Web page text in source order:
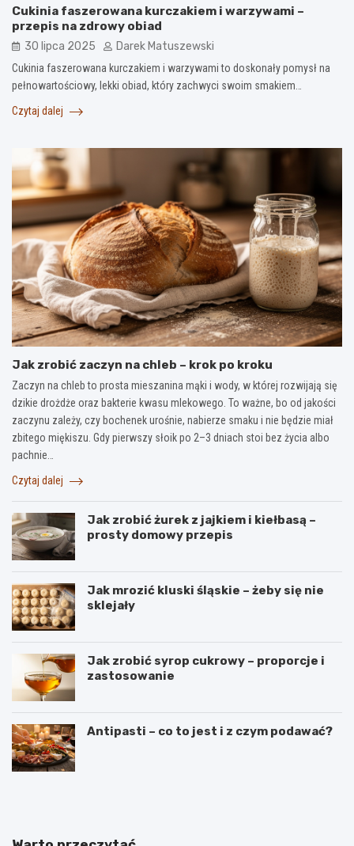
Cukinia faszerowana kurczakiem i warzywami –
przepis na zdrowy obiad
30 lipca 2025 Darek Matuszewski
Cukinia faszerowana kurczakiem i warzywami to doskonały pomysł na
pełnowartościowy, lekki obiad, który zachwyci swoim smakiem…
Czytaj dalej
Jak zrobić zaczyn na chleb – krok po kroku
Zaczyn na chleb to prosta mieszanina mąki i wody, w której rozwijają się
dzikie drożdże oraz bakterie kwasu mlekowego. To ważne, bo od jakości
zaczynu zależy, czy bochenek urośnie, nabierze smaku i nie będzie miał
zbitego miękiszu. Gdy pierwszy słoik po 2–3 dniach stoi bez życia albo
pachnie…
Czytaj dalej
Jak zrobić żurek z jajkiem i kiełbasą –
prosty domowy przepis
Jak mrozić kluski śląskie – żeby się nie
sklejały
Jak zrobić syrop cukrowy – proporcje i
zastosowanie
Antipasti – co to jest i z czym podawać?
B
S